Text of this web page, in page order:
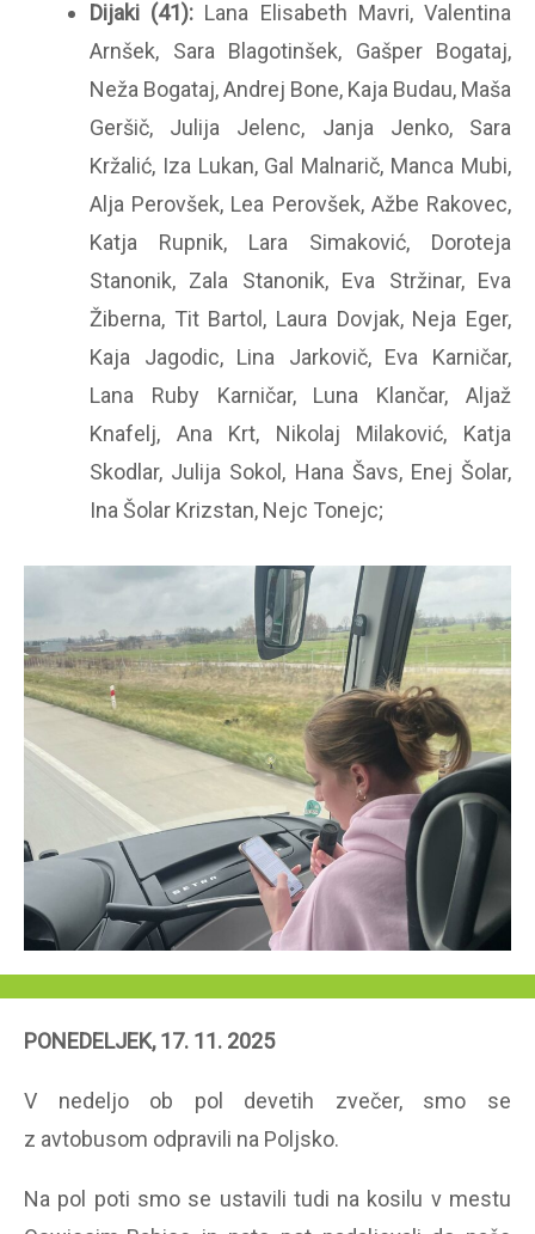
Dijaki (41): Lana Elisabeth Mavri, Valentina
Arnšek, Sara Blagotinšek, Gašper Bogataj,
Neža Bogataj, Andrej Bone, Kaja Budau, Maša
Geršič, Julija Jelenc, Janja Jenko, Sara
Kržalić, Iza Lukan, Gal Malnarič, Manca Mubi,
Alja Perovšek, Lea Perovšek, Ažbe Rakovec,
Katja Rupnik, Lara Simaković, Doroteja
Stanonik, Zala Stanonik, Eva Stržinar, Eva
Žiberna, Tit Bartol, Laura Dovjak, Neja Eger,
Kaja Jagodic, Lina Jarkovič, Eva Karničar,
Lana Ruby Karničar, Luna Klančar, Aljaž
Knafelj, Ana Krt, Nikolaj Milaković, Katja
Skodlar, Julija Sokol, Hana Šavs, Enej Šolar,
Ina Šolar Krizstan, Nejc Tonejc;
PONEDELJEK, 17. 11. 2025
V nedeljo ob pol devetih zvečer, smo se
z avtobusom odpravili na Poljsko.
Na pol poti smo se ustavili tudi na kosilu v mestu